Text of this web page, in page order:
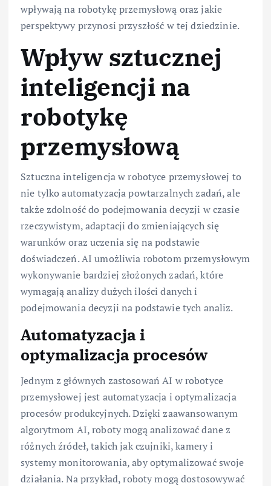
wpływają na robotykę przemysłową oraz jakie
perspektywy przynosi przyszłość w tej dziedzinie.
Wpływ sztucznej
inteligencji na
robotykę
przemysłową
Sztuczna inteligencja w robotyce przemysłowej to
nie tylko automatyzacja powtarzalnych zadań, ale
także zdolność do podejmowania decyzji w czasie
rzeczywistym, adaptacji do zmieniających się
warunków oraz uczenia się na podstawie
doświadczeń. AI umożliwia robotom przemysłowym
wykonywanie bardziej złożonych zadań, które
wymagają analizy dużych ilości danych i
podejmowania decyzji na podstawie tych analiz.
Automatyzacja i
optymalizacja procesów
Jednym z głównych zastosowań AI w robotyce
przemysłowej jest automatyzacja i optymalizacja
procesów produkcyjnych. Dzięki zaawansowanym
algorytmom AI, roboty mogą analizować dane z
różnych źródeł, takich jak czujniki, kamery i
systemy monitorowania, aby optymalizować swoje
działania. Na przykład, roboty mogą dostosowywać